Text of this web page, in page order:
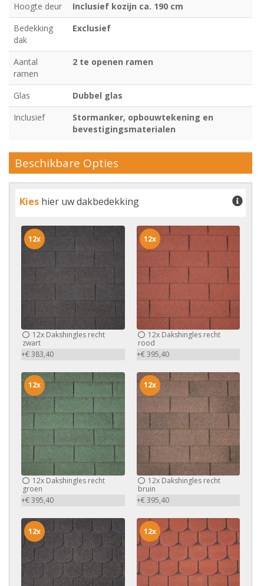
Hoogte deur
Inclusief kozijn ca. 190 cm
Bedekking
dak
Exclusief
Aantal
ramen
2 te openen ramen
Glas
Dubbel glas
Inclusief
Stormanker, opbouwtekening en
bevestigingsmaterialen
Beschikbare Opties
Kies hier uw dakbedekking
12x Dakshingles recht
zwart
+€ 383,40
12x
12xDakshingles recht
rood
+€ 395,40
12x
12x Dakshingles recht
groen
+€ 395,40
12x
12xDakshingles recht
bruin
+€ 395,40
12x
12x 12x